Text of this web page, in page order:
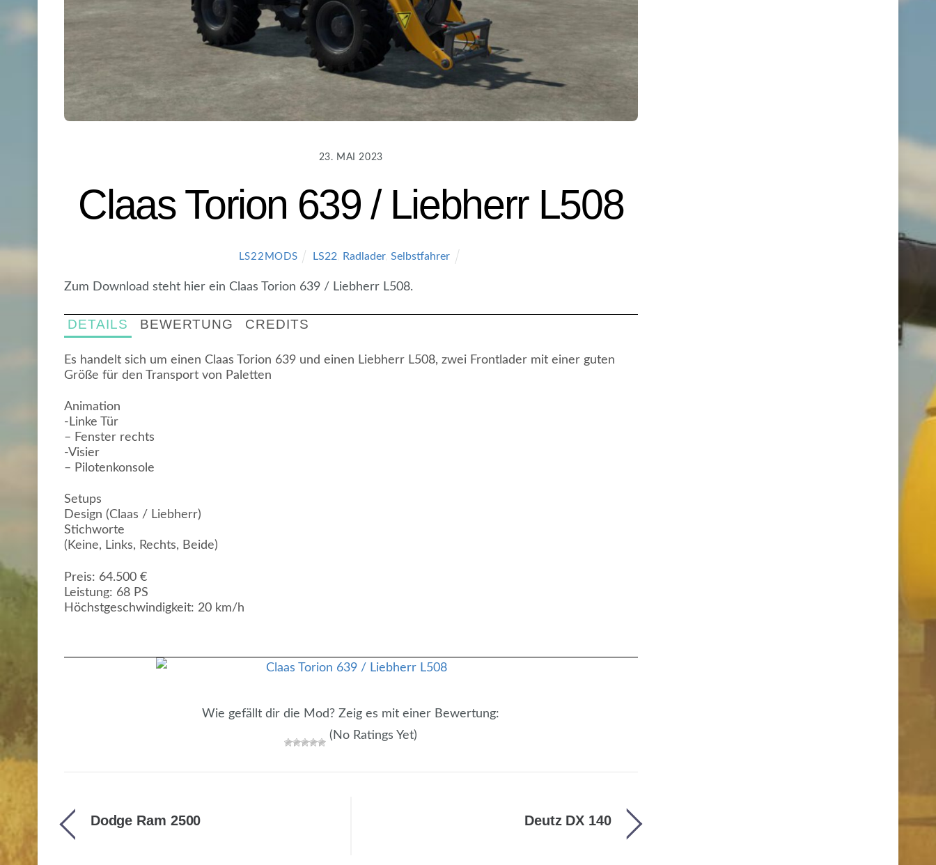
23. MAI 2023
Claas Torion 639 / Liebherr L508
LS22MODS LS22 Radlader, Selbstfahrer
Zum Download steht hier ein Claas Torion 639 / Liebherr L508.
DETAILS BEWERTUNG CREDITS
Es handelt sich um einen Claas Torion 639 und einen Liebherr L508, zwei Frontlader mit einer guten
Größe für den Transport von Paletten
Animation
-Linke Tür
– Fenster rechts
-Visier
– Pilotenkonsole
Setups
Design (Claas / Liebherr)
Stichworte
(Keine, Links, Rechts, Beide)
Preis: 64.500 €
Leistung: 68 PS
Höchstgeschwindigkeit: 20 km/h
Wie gefällt dir die Mod? Zeig es mit einer Bewertung:
(No Ratings Yet)
Dodge Ram 2500 Deutz DX 140